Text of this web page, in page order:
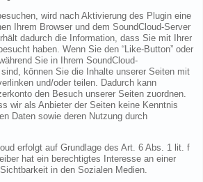
wird nach Aktivierung des Plugin eine
Ihrem Browser und dem SoundCloud-Server
dadurch die Information, dass Sie mit Ihrer
haben. Wenn Sie den “Like-Button” oder
Sie in Ihrem SoundCloud-
können Sie die Inhalte unserer Seiten mit
und/oder teilen. Dadurch kann
den Besuch unserer Seiten zuordnen.
wir als Anbieter der Seiten keine Kenntnis
Daten sowie deren Nutzung durch
erfolgt auf Grundlage des Art. 6 Abs. 1 lit. f
hat ein berechtigtes Interesse an einer
in den Sozialen Medien.